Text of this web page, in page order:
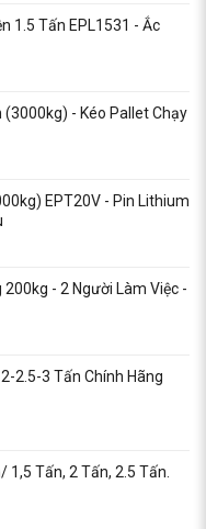
1.5 Tấn EPL1531 - Ắc
- Kéo Pallet Chạy
EPT20V - Pin Lithium
- 2 Người Làm Việc -
2.5-3 Tấn Chính Hãng
1,5 Tấn, 2 Tấn, 2.5 Tấn.